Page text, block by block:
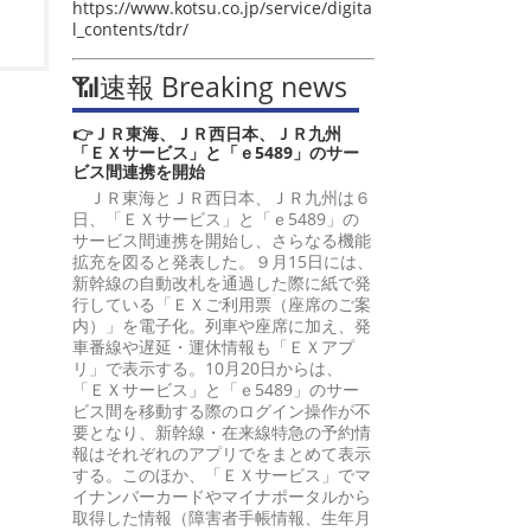
https://www.kotsu.co.jp/service/digita
l_contents/tdr/
📶速報 Breaking news
👉ＪＲ東海、ＪＲ西日本、ＪＲ九州
「ＥＸサービス」と「ｅ5489」のサー
ビス間連携を開始
ＪＲ東海とＪＲ西日本、ＪＲ九州は６
日、「ＥＸサービス」と「ｅ5489」の
サービス間連携を開始し、さらなる機能
拡充を図ると発表した。９月15日には、
新幹線の自動改札を通過した際に紙で発
行している「ＥＸご利用票（座席のご案
内）」を電子化。列車や座席に加え、発
車番線や遅延・運休情報も「ＥＸアプ
リ」で表示する。10月20日からは、
「ＥＸサービス」と「ｅ5489」のサー
ビス間を移動する際のログイン操作が不
要となり、新幹線・在来線特急の予約情
報はそれぞれのアプリでをまとめて表示
する。このほか、「ＥＸサービス」でマ
イナンバーカードやマイナポータルから
取得した情報（障害者手帳情報、生年月